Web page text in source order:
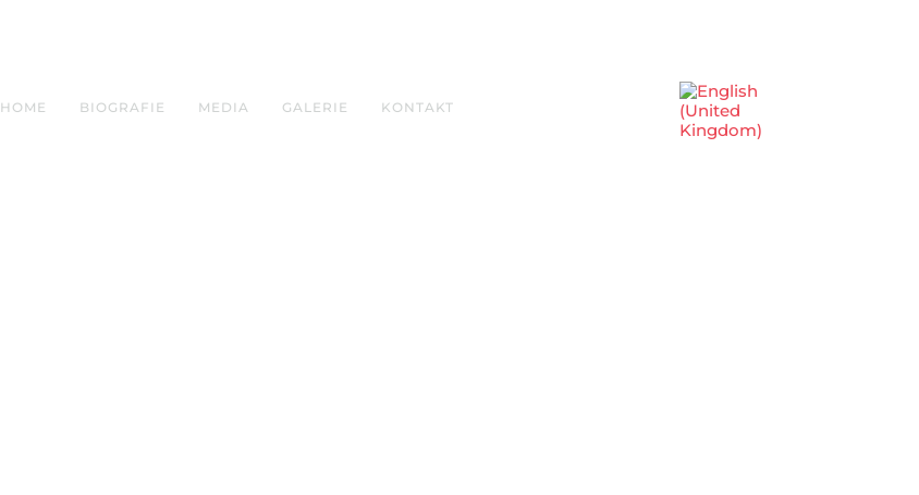
HOME BIOGRAFIE MEDIA GALERIE KONTAKT
Sprache auswählen